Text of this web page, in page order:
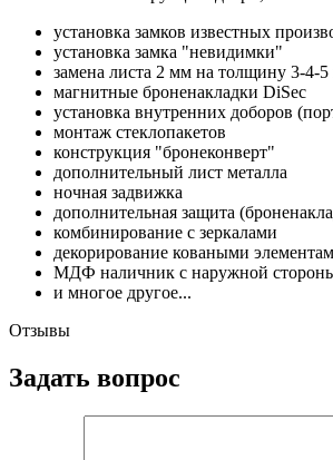
установка замков известных
установка замка "невидимки"
замена листа 2 мм на толщину 3-4-
магнитные броненакладки DiSec
установка внутренних доборов
монтаж стеклопакетов
конструкция "бронеконверт"
дополнительный лист металла
ночная задвижка
дополнительная защита
комбинирование с зеркалами
декорирование коваными
МДФ наличник с наружной
и многое другое...
Отзывы
Задать вопрос